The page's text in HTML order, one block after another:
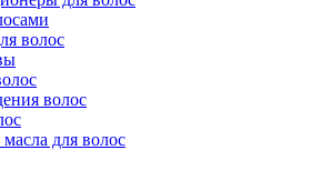
волос
волос
для волос